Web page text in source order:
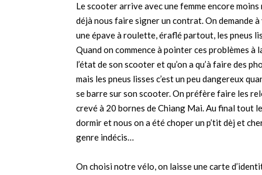
Le scooter arrive avec une femme encore moins
déjà nous faire signer un contrat. On demande
une épave à roulette, éraflé partout, les pneus
Quand on commence à pointer ces problèmes à
l’état de son scooter et qu’on a qu’à faire des
mais les pneus lisses c’est un peu dangereux
se barre sur son scooter. On préfère faire les
crevé à 20 bornes de Chiang Mai. Au final tout
dormir et nous on a été choper un p’tit dèj et
genre indécis…
On choisi notre vélo, on laisse une carte